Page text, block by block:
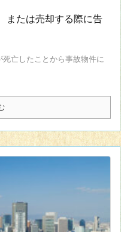
または売却する際に告
亡したことから事故物件に